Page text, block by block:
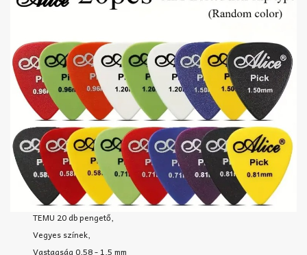
TEMU 20 db pengető,
Vegyes színek,
Vastagság 0,58 - 1,5 mm